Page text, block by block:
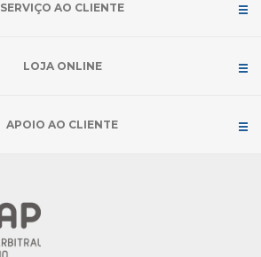
SERVIÇO AO CLIENTE
LOJA ONLINE
APOIO AO CLIENTE